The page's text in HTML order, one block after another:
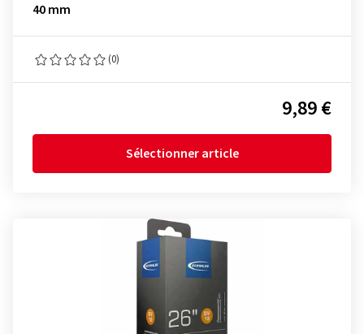
40 mm
(0)
9,89 €
Sélectionner article